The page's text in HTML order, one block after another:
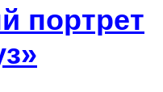
портрет